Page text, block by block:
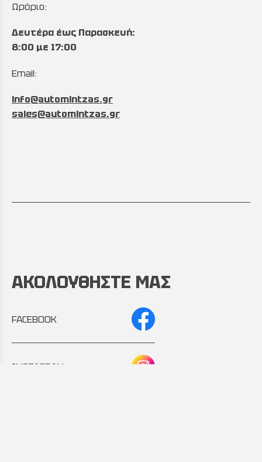
Ωράριο:
Δευτέρα έως Παρασκευή:
8:00 με 17:00
Email:
info@automintzas.gr
sales@automintzas.gr
ΑΚΟΛΟΥΘΗΣΤΕ ΜΑΣ
FACEBOOK
INSTAGRAM